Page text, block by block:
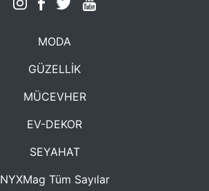
MODA
GÜZELLİK
MÜCEVHER
EV-DEKOR
SEYAHAT
NYXMag Tüm Sayılar